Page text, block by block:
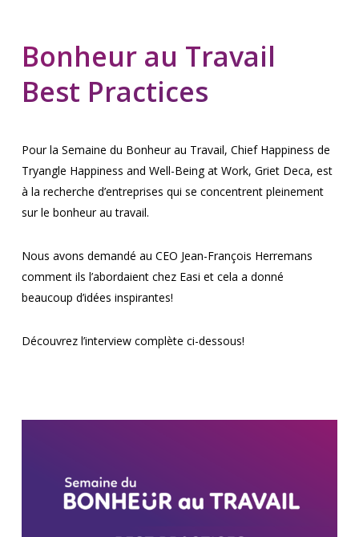
Bonheur au Travail
Best Practices
Pour la Semaine du Bonheur au Travail, Chief Happiness de
Tryangle Happiness and Well-Being at Work, Griet Deca, est
à la recherche d’entreprises qui se concentrent pleinement
sur le bonheur au travail.
Nous avons demandé au CEO Jean-François Herremans
comment ils l’abordaient chez Easi et cela a donné
beaucoup d’idées inspirantes!
Découvrez l’interview complète ci-dessous!